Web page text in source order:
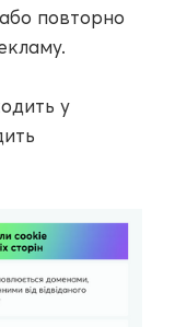
повторно
у